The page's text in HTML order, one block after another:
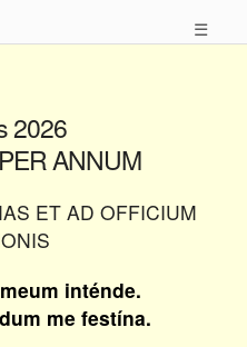
☰
2026
ANNUM
ET AD OFFICIUM
inténde.
me festína.